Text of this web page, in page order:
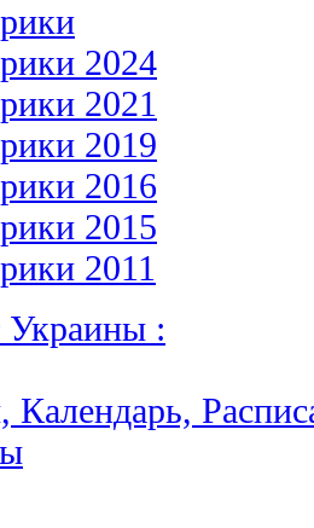
2024
2021
2019
2016
2015
2011
Украины :
Календарь,